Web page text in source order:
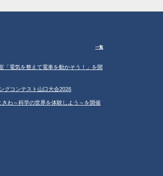
一覧
「電気を整えて電車を動かそう！」を開
グコンテスト山口大会2026
きわ～科学の世界を体験しよう～を開催